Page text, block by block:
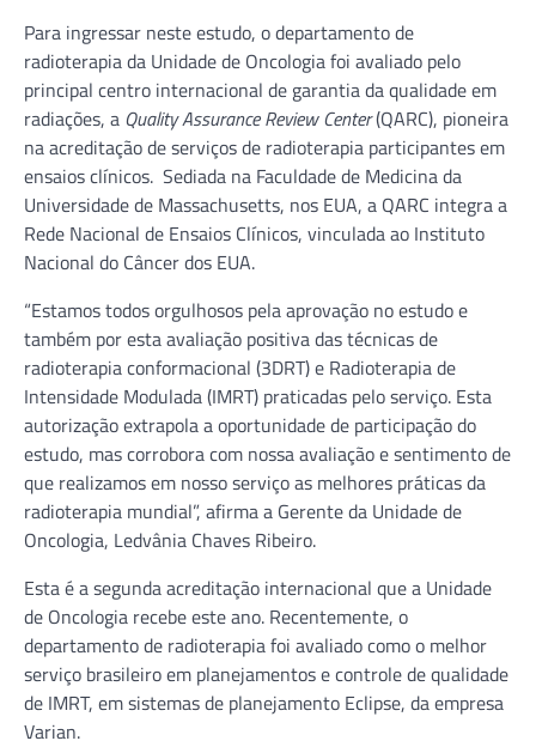
Para ingressar neste estudo, o departamento de
radioterapia da Unidade de Oncologia foi avaliado pelo
principal centro internacional de garantia da qualidade em
radiações, a Quality Assurance Review Center(QARC), pioneira
na acreditação de serviços de radioterapia participantes em
ensaios clínicos. Sediada na Faculdade de Medicina da
Universidade de Massachusetts, nos EUA, a QARC integra a
Rede Nacional de Ensaios Clínicos, vinculada ao Instituto
Nacional do Câncer dos EUA.
“Estamos todos orgulhosos pela aprovação no estudo e
também por esta avaliação positiva das técnicas de
radioterapia conformacional (3DRT) e Radioterapia de
Intensidade Modulada (IMRT) praticadas pelo serviço. Esta
autorização extrapola a oportunidade de participação do
estudo, mas corrobora com nossa avaliação e sentimento de
que realizamos em nosso serviço as melhores práticas da
radioterapia mundial”, afirma a Gerente da Unidade de
Oncologia, Ledvânia Chaves Ribeiro.
Esta é a segunda acreditação internacional que a Unidade
de Oncologia recebe este ano. Recentemente, o
departamento de radioterapia foi avaliado como o melhor
serviço brasileiro em planejamentos e controle de qualidade
de IMRT, em sistemas de planejamento Eclipse, da empresa
Varian.